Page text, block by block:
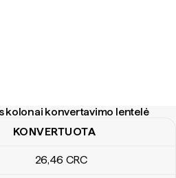
kolonai konvertavimo lentelė
kolonai konvertavimo lentelė
KONVERTUOTA
26,46 CRC